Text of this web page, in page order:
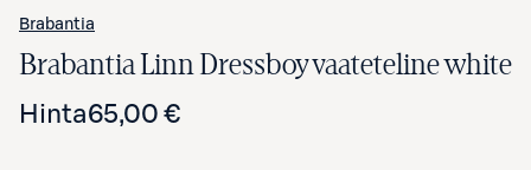
Brabantia
Brabantia Linn Dressboy vaateteline white
Hinta65,00 €